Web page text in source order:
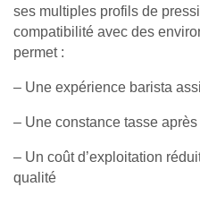
ses multiples profils de
compatibilité avec des
permet :
– Une expérience barista
– Une constance tasse
– Un coût d’exploitation
qualité